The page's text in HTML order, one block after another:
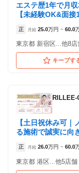
エステ歴1年で月
【未経験OK&面接1
正 月給 25.0万円 ~ 60.0
東京都 新宿区...他8店
キープす
RILLEE-
【土日祝休み可
る施術で誠実に向
正 月給 26.0万円 ~ 60.0
東京都 港区...他5店舗